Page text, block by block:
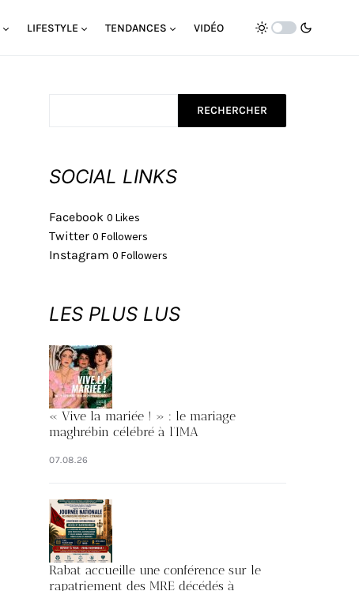
LIFESTYLE TENDANCES VIDÉO
RECHERCHER
SOCIAL LINKS
Facebook 0 Likes
Twitter 0 Followers
Instagram 0 Followers
LES PLUS LUS
« Vive la mariée ! » : le mariage
maghrébin célébré à l’IMA
07.08.26
Rabat accueille une conférence sur le
rapatriement des MRE décédés à